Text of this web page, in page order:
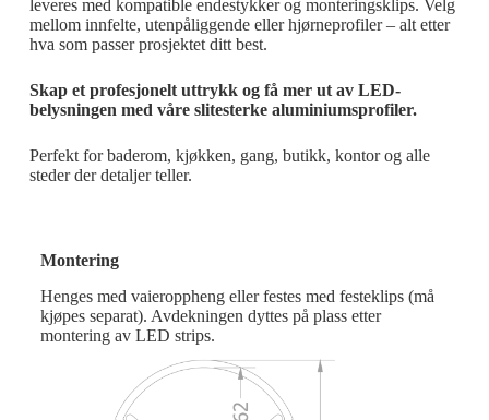
leveres med kompatible endestykker og monteringsklips. Velg
mellom innfelte, utenpåliggende eller hjørneprofiler – alt etter
hva som passer prosjektet ditt best.
Skap et profesjonelt uttrykk og få mer ut av LED-
belysningen med våre slitesterke aluminiumsprofiler.
Perfekt for baderom, kjøkken, gang, butikk, kontor og alle
steder der detaljer teller.
Montering
Henges med vaieroppheng eller festes med festeklips (må
kjøpes separat). Avdekningen dyttes på plass etter
montering av LED strips.